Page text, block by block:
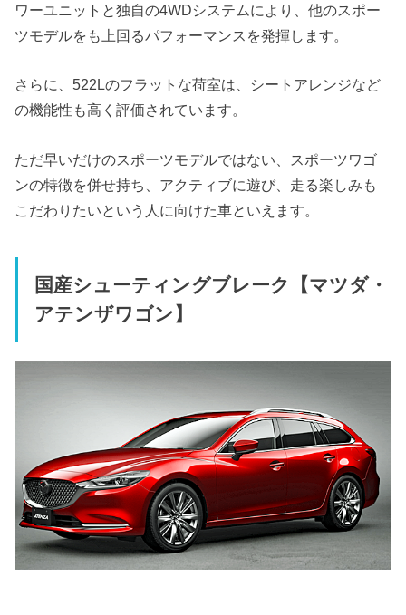
ワーユニットと独自の4WDシステムにより、他のスポー
ツモデルをも上回るパフォーマンスを発揮します。
さらに、522Lのフラットな荷室は、シートアレンジなど
の機能性も高く評価されています。
ただ早いだけのスポーツモデルではない、スポーツワゴ
ンの特徴を併せ持ち、アクティブに遊び、走る楽しみも
こだわりたいという人に向けた車といえます。
国産シューティングブレーク【マツダ・
アテンザワゴン】